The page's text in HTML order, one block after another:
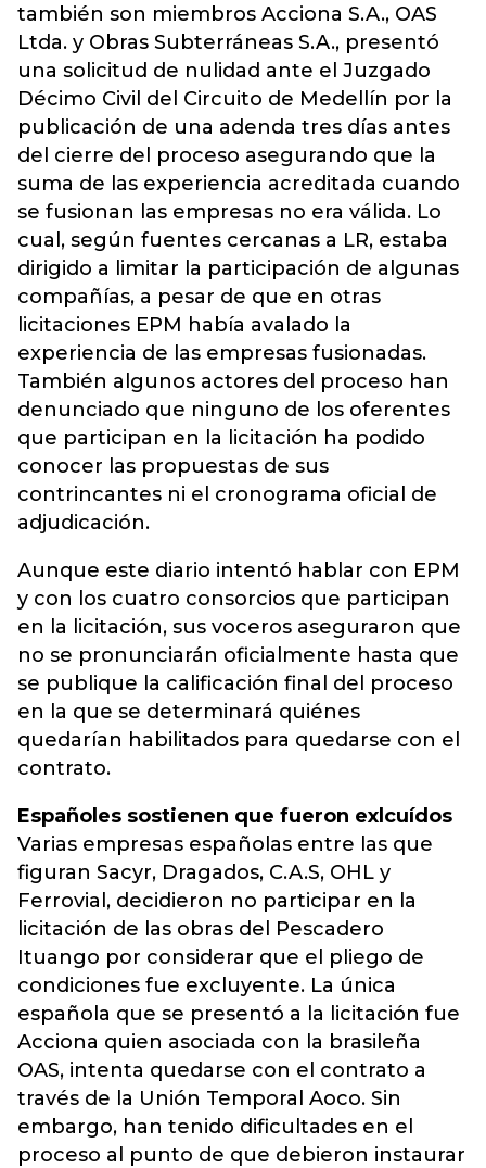
también son miembros Acciona S.A., OAS
Ltda. y Obras Subterráneas S.A., presentó
una solicitud de nulidad ante el Juzgado
Décimo Civil del Circuito de Medellín por la
publicación de una adenda tres días antes
del cierre del proceso asegurando que la
suma de las experiencia acreditada cuando
se fusionan las empresas no era válida. Lo
cual, según fuentes cercanas a LR, estaba
dirigido a limitar la participación de algunas
compañías, a pesar de que en otras
licitaciones EPM había avalado la
experiencia de las empresas fusionadas.
También algunos actores del proceso han
denunciado que ninguno de los oferentes
que participan en la licitación ha podido
conocer las propuestas de sus
contrincantes ni el cronograma oficial de
adjudicación.
Aunque este diario intentó hablar con EPM
y con los cuatro consorcios que participan
en la licitación, sus voceros aseguraron que
no se pronunciarán oficialmente hasta que
se publique la calificación final del proceso
en la que se determinará quiénes
quedarían habilitados para quedarse con el
contrato.
Españoles sostienen que fueron exlcuídos
Varias empresas españolas entre las que
figuran Sacyr, Dragados, C.A.S, OHL y
Ferrovial, decidieron no participar en la
licitación de las obras del Pescadero
Ituango por considerar que el pliego de
condiciones fue excluyente. La única
española que se presentó a la licitación fue
Acciona quien asociada con la brasileña
OAS, intenta quedarse con el contrato a
través de la Unión Temporal Aoco. Sin
embargo, han tenido dificultades en el
proceso al punto de que debieron instaurar